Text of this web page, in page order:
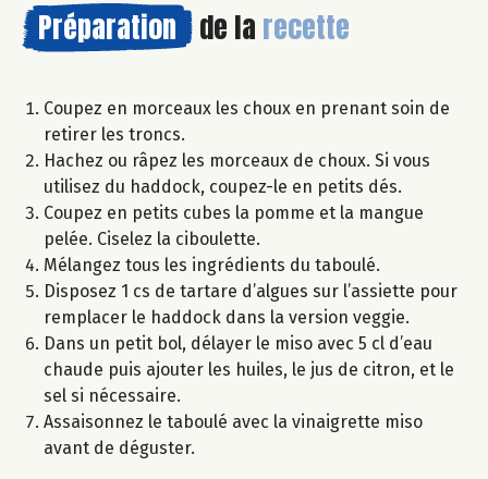
Préparation de la recette
Coupez en morceaux les choux en prenant soin de
retirer les troncs.
Hachez ou râpez les morceaux de choux. Si vous
utilisez du haddock, coupez-le en petits dés.
Coupez en petits cubes la pomme et la mangue
pelée. Ciselez la ciboulette.
Mélangez tous les ingrédients du taboulé.
Disposez 1 cs de tartare d’algues sur l’assiette pour
remplacer le haddock dans la version veggie.
Dans un petit bol, délayer le miso avec 5 cl d’eau
chaude puis ajouter les huiles, le jus de citron, et le
sel si nécessaire.
Assaisonnez le taboulé avec la vinaigrette miso
avant de déguster.